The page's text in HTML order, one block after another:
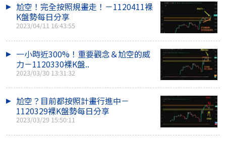
尬空！完全按照規畫走！－1120411裸
K盤勢每日分享
2023/04/11 16:43:55
一小時近300%！重要觀念＆尬空的威
力－1120330裸K盤..
2023/03/30 13:31:32
尬空？目前都按照計畫行進中－
1120329裸K盤勢每日分享
2023/03/29 15:50:11